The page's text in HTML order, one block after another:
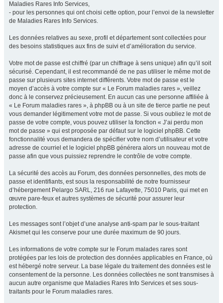
Maladies Rares Info Services,
- pour les personnes qui ont choisi cette option, pour l’envoi de la newsletter
de Maladies Rares Info Services.
Les données relatives au sexe, profil et département sont collectées pour
des besoins statistiques aux fins de suivi et d’amélioration du service.
Votre mot de passe est chiffré (par un chiffrage à sens unique) afin qu’il soit
sécurisé. Cependant, il est recommandé de ne pas utiliser le même mot de
passe sur plusieurs sites internet différents. Votre mot de passe est le
moyen d’accès à votre compte sur « Le Forum maladies rares », veillez
donc à le conservez précieusement. En aucun cas une personne affiliée à
« Le Forum maladies rares », à phpBB ou à un site de tierce partie ne peut
vous demander légitimement votre mot de passe. Si vous oubliez le mot de
passe de votre compte, vous pouvez utiliser la fonction « J’ai perdu mon
mot de passe » qui est proposée par défaut sur le logiciel phpBB. Cette
fonctionnalité vous demandera de spécifier votre nom d’utilisateur et votre
adresse de courriel et le logiciel phpBB générera alors un nouveau mot de
passe afin que vous puissiez reprendre le contrôle de votre compte.
La sécurité des accès au Forum, des données personnelles, des mots de
passe et identifiants, est sous la responsabilité de notre fournisseur
d’hébergement Pelargo SARL, 216 rue Lafayette, 75010 Paris, qui met en
œuvre pare-feux et autres systèmes de sécurité pour assurer leur
protection.
Les messages sont l’objet d’une analyse anti-spam par le sous-traitant
Akismet qui les conserve pour une durée maximum de 90 jours.
Les informations de votre compte sur le Forum malades rares sont
protégées par les lois de protection des données applicables en France, où
est hébergé notre serveur. La base légale du traitement des données est le
consentement de la personne. Les données collectées ne sont transmises à
aucun autre organisme que Maladies Rares Info Services et ses sous-
traitants pour le Forum maladies rares.